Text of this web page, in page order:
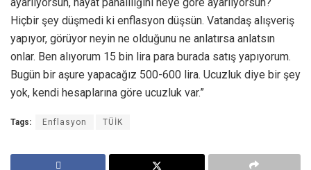
Hiçbir şey düşmedi ki enflasyon düşsün. Vatandaş alışveriş
yapıyor, görüyor neyin ne olduğunu ne anlatırsa anlatsın
onlar. Ben alıyorum 15 bin lira para burada satış yapıyorum.
Bugün bir aşure yapacağız 500-600 lira. Ucuzluk diye bir şey
yok, kendi hesaplarına göre ucuzluk var.”
Tags: Enflasyon TÜİK